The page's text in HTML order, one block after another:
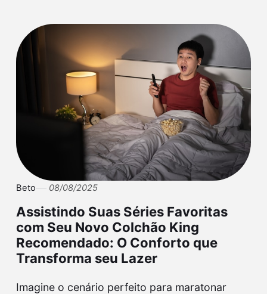
Beto 08/08/2025
Assistindo Suas Séries Favoritas
com Seu Novo Colchão King
Recomendado: O Conforto que
Transforma seu Lazer
Imagine o cenário perfeito para maratonar